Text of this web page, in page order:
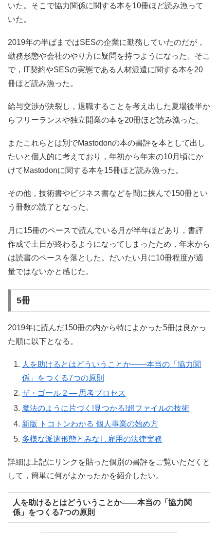
いた。そこで協力関係に関する本を10冊ほど読み漁って
いた。
2019年の半ばまではSESの企業に勤務していたのだが，
勤務形態や会社のやり方に疑問を持つようになった。そこ
で，IT契約やSESの実態である人材派遣に関する本を20
冊ほど読み漁った。
給与交渉が決裂し，退職することを考え出した夏場後半か
らフリーランスや独立開業の本を20冊ほど読み漁った。
またこれらとは別でMastodonの本の書評を本として出し
たいと個人的に考えており，年初から年末の10月頃にか
けてMastodonに関する本を15冊ほど読み漁った。
その他，技術書やビジネス書などを間に挟んで150冊とい
う冊数の読了となった。
月に15冊のペースで読んでいる月が半年ほどあり，書評
作成で土日が終わるようになってしまったため，年末から
は読書のペースを落とした。だいたい月に10冊程度が適
量ではないかと感じた。
5冊
2019年に読んだ150冊の内から特によかった5冊は良かっ
た順に以下となる。
人を助けるとはどういうことか――本当の「協力関
係」をつくる7つの原則
ザ・ゴール 2 ― 思考プロセス
魔法のように片づく!見つかる!超ファイルの技術
新版 トコトンわかる 個人事業の始め方
多様な派遣形態とみなし雇用の法律実務
詳細は上記にリンクを貼った個別の書評をご覧いただくと
して，簡単に何がよかったかを紹介したい。
人を助けるとはどういうことか――本当の「協力関
係」をつくる7つの原則